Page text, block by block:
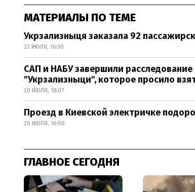
МАТЕРИАЛЫ ПО ТЕМЕ
Укрзализныця заказала 92
22 ИЮЛЯ, 16:30
САП и НАБУ завершили
"Укрзализныци", которое просило
20 ИЮЛЯ, 18:07
Проезд в Киевской электричке
20 ИЮЛЯ, 16:00
ГЛАВНОЕ СЕГОДНЯ